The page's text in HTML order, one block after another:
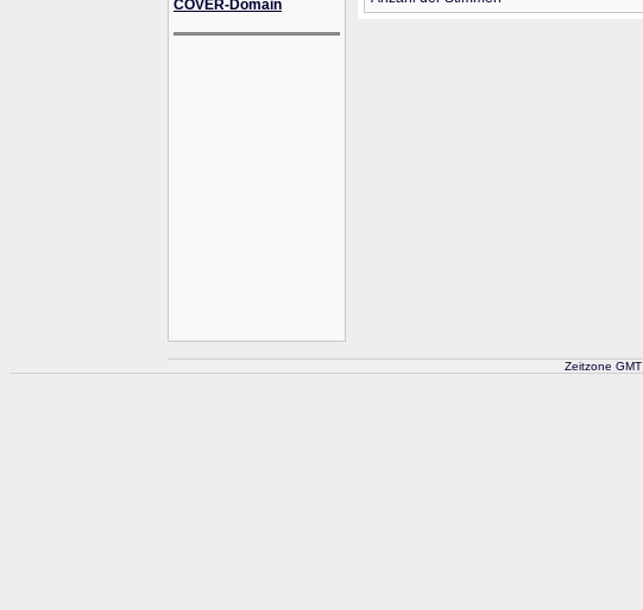
COVER-Domain
Zeitzone GMT